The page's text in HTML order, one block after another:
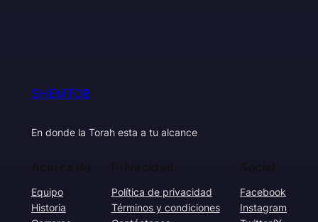
SHEMTOB
En donde la Torah esta a tu alcance
Equipo
Historia
Política de privacidad
Términos y condiciones
Facebook
Instagram